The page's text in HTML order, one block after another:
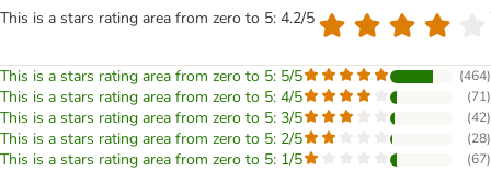
This is a stars rating area from zero to 5: 4.2/5
This is a stars rating area from zero to 5: 5/5 (464)
This is a stars rating area from zero to 5: 4/5 (71)
This is a stars rating area from zero to 5: 3/5 (42)
This is a stars rating area from zero to 5: 2/5 (28)
This is a stars rating area from zero to 5: 1/5 (67)